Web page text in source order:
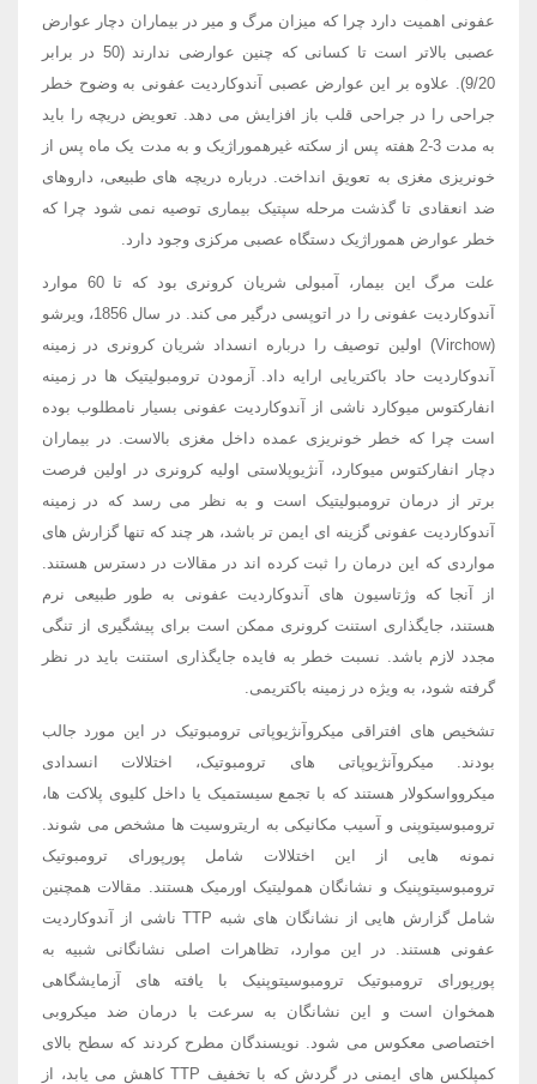
عفونی اهمیت دارد چرا که میزان مرگ و میر در بیماران دچار عوارض
عصبی بالاتر است تا کسانی که چنین عوارضی ندارند (50 در برابر
9/20). علاوه بر این عوارض عصبی آندوکاردیت عفونی به وضوح خطر
جراحی را در جراحی قلب باز افزایش می دهد. تعویض دریچه را باید
به مدت 3-2 هفته پس از سکته غیرهموراژیک و به مدت یک ماه پس از
خونریزی مغزی به تعویق انداخت. درباره دریچه های طبیعی، داروهای
ضد انعقادی تا گذشت مرحله سپتیک بیماری توصیه نمی شود چرا که
خطر عوارض هموراژیک دستگاه عصبی مرکزی وجود دارد.
علت مرگ این بیمار، آمبولی شریان کرونری بود که تا 60 موارد
آندوکاردیت عفونی را در اتوپسی درگیر می کند. در سال 1856، ویرشو
(Virchow) اولین توصیف را درباره انسداد شریان کرونری در زمینه
آندوکاردیت حاد باکتریایی ارایه داد. آزمودن ترومبولیتیک ها در زمینه
انفارکتوس میوکارد ناشی از آندوکاردیت عفونی بسیار نامطلوب بوده
است چرا که خطر خونریزی عمده داخل مغزی بالاست. در بیماران
دچار انفارکتوس میوکارد، آنژیوپلاستی اولیه کرونری در اولین فرصت
برتر از درمان ترومبولیتیک است و به نظر می رسد که در زمینه
آندوکاردیت عفونی گزینه ای ایمن تر باشد، هر چند که تنها گزارش های
مواردی که این درمان را ثبت کرده اند در مقالات در دسترس هستند.
از آنجا که وژتاسیون های آندوکاردیت عفونی به طور طبیعی نرم
هستند، جایگذاری استنت کرونری ممکن است برای پیشگیری از تنگی
مجدد لازم باشد. نسبت خطر به فایده جایگذاری استنت باید در نظر
گرفته شود، به ویژه در زمینه باکتریمی.
تشخیص های افتراقی میکروآنژیوپاتی ترومبوتیک در این مورد جالب
بودند. میکروآنژیوپاتی های ترومبوتیک، اختلالات انسدادی
میکروواسکولار هستند که با تجمع سیستمیک یا داخل کلیوی پلاکت ها،
ترومبوسیتوپنی و آسیب مکانیکی به اریتروسیت ها مشخص می شوند.
نمونه هایی از این اختلالات شامل پورپورای ترومبوتیک
ترومبوسیتوپنیک و نشانگان همولیتیک اورمیک هستند. مقالات همچنین
شامل گزارش هایی از نشانگان های شبه TTP ناشی از آندوکاردیت
عفونی هستند. در این موارد، تظاهرات اصلی نشانگانی شبیه به
پورپورای ترومبوتیک ترومبوسیتوپنیک با یافته های آزمایشگاهی
همخوان است و این نشانگان به سرعت با درمان ضد میکروبی
اختصاصی معکوس می شود. نویسندگان مطرح کردند که سطح بالای
کمپلکس های ایمنی در گردش که با تخفیف TTP کاهش می یابد، از